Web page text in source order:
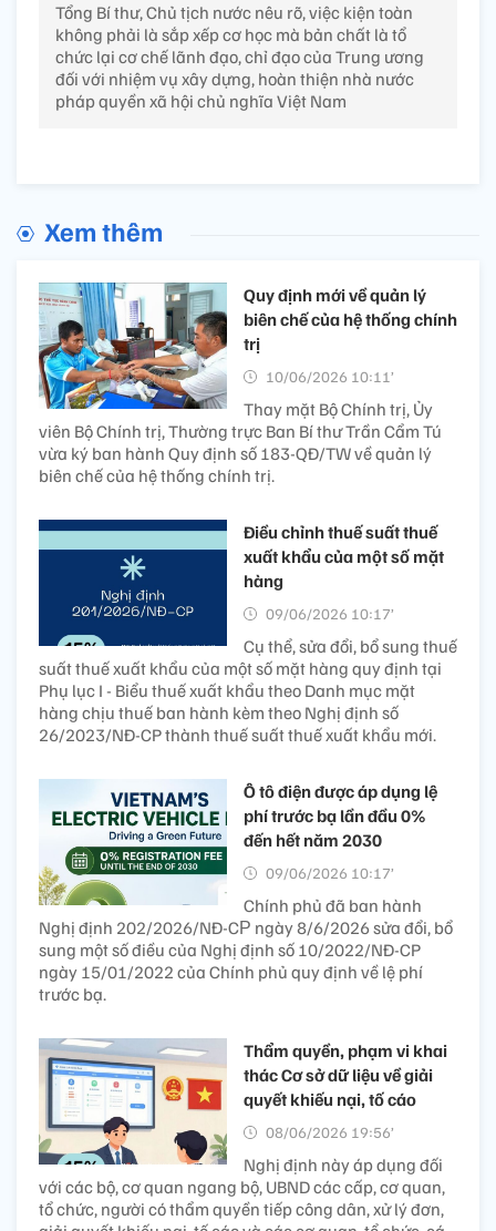
Tổng Bí thư, Chủ tịch nước nêu rõ, việc kiện toàn
không phải là sắp xếp cơ học mà bản chất là tổ
chức lại cơ chế lãnh đạo, chỉ đạo của Trung ương
đối với nhiệm vụ xây dựng, hoàn thiện nhà nước
pháp quyền xã hội chủ nghĩa Việt Nam
Xem thêm
Quy định mới về quản lý
biên chế của hệ thống chính
trị
10/06/2026 10:11’
Thay mặt Bộ Chính trị, Ủy
viên Bộ Chính trị, Thường trực Ban Bí thư Trần Cẩm Tú
vừa ký ban hành Quy định số 183-QĐ/TW về quản lý
biên chế của hệ thống chính trị.
Điều chỉnh thuế suất thuế
xuất khẩu của một số mặt
hàng
09/06/2026 10:17’
Cụ thể, sửa đổi, bổ sung thuế
suất thuế xuất khẩu của một số mặt hàng quy định tại
Phụ lục I - Biểu thuế xuất khẩu theo Danh mục mặt
hàng chịu thuế ban hành kèm theo Nghị định số
26/2023/NĐ-CP thành thuế suất thuế xuất khẩu mới.
Ô tô điện được áp dụng lệ
phí trước bạ lần đầu 0%
đến hết năm 2030
09/06/2026 10:17’
Chính phủ đã ban hành
Nghị định 202/2026/NĐ-CР ngày 8/6/2026 sửa đổi, bổ
sung một số điều của Nghị định số 10/2022/NĐ-CP
ngày 15/01/2022 của Chính phủ quy định về lệ phí
trước bạ.
Thẩm quyền, phạm vi khai
thác Cơ sở dữ liệu về giải
quyết khiếu nại, tố cáo
08/06/2026 19:56’
Nghị định này áp dụng đối
với các bộ, cơ quan ngang bộ, UBND các cấp, cơ quan,
tổ chức, người có thẩm quyền tiếp công dân, xử lý đơn,